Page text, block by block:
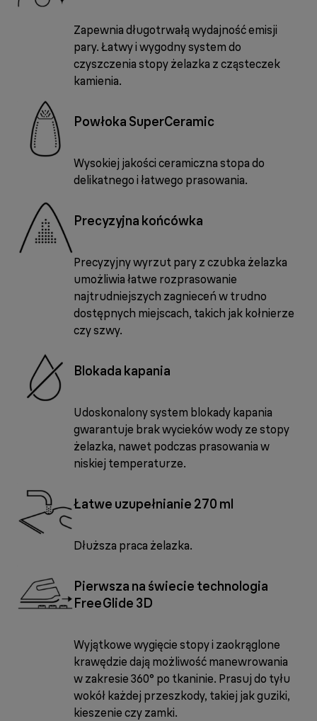
Zapewnia długotrwałą wydajność emisji
pary. Łatwy i wygodny system do
czyszczenia stopy żelazka z cząsteczek
kamienia.
Powłoka SuperCeramic
Wysokiej jakości ceramiczna stopa do
delikatnego i łatwego prasowania.
Precyzyjna końcówka
Precyzyjny wyrzut pary z czubka żelazka
umożliwia łatwe rozprasowanie
najtrudniejszych zagnieceń w trudno
dostępnych miejscach, takich jak kołnierze
czy szwy.
Blokada kapania
Udoskonalony system blokady kapania
gwarantuje brak wycieków wody ze stopy
żelazka, nawet podczas prasowania w
niskiej temperaturze.
Łatwe uzupełnianie 270 ml
Dłuższa praca żelazka.
Pierwsza na świecie technologia
FreeGlide 3D
Wyjątkowe wygięcie stopy i zaokrąglone
krawędzie dają możliwość manewrowania
w zakresie 360° po tkaninie. Prasuj do tyłu
wokół każdej przeszkody, takiej jak guziki,
kieszenie czy zamki.